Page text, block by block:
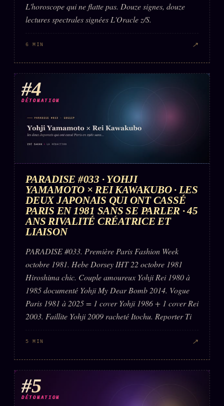
L'horoscope qui ne flatte pas. Douze signes, douze
lectures spectrales signées L'Oracle z/S.
6 MIN ↗
#4
DÉTONATION
PARADISE #033 · YOHJI
YAMAMOTO × REI KAWAKUBO · LES
DEUX JAPONAIS QUI ONT CASSÉ
PARIS EN 1981 SANS SE PARLER · 45
ANS RIVALITÉ CRÉATRICE ET
LIAISON
PARADISE #033. Première Paris Fashion Week
octobre 1981. Hebe Dorsey IHT 22 octobre 1981
Hiroshima chic. Couple amoureux Yohji Rei 1980 à
1985 documenté Yohji My Dear Bomb 2014. Vogue
Paris 1981 à 2025 = 1 cover Yohji 1986 + 1 cover Rei
2003. Faillite Yohji 2009 racheté Itochu. Reporter Ti
5 MIN ↗
#5
DÉTONATION